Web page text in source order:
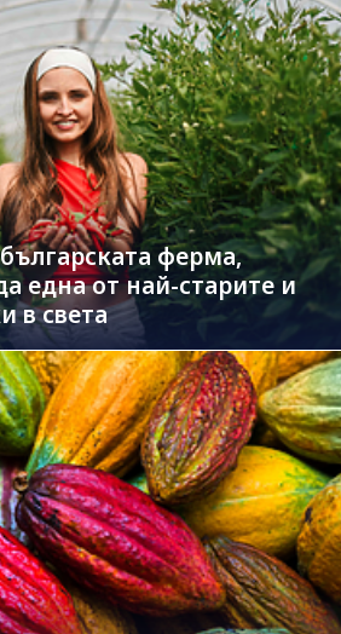
ферма,
една от най-старите и
в света